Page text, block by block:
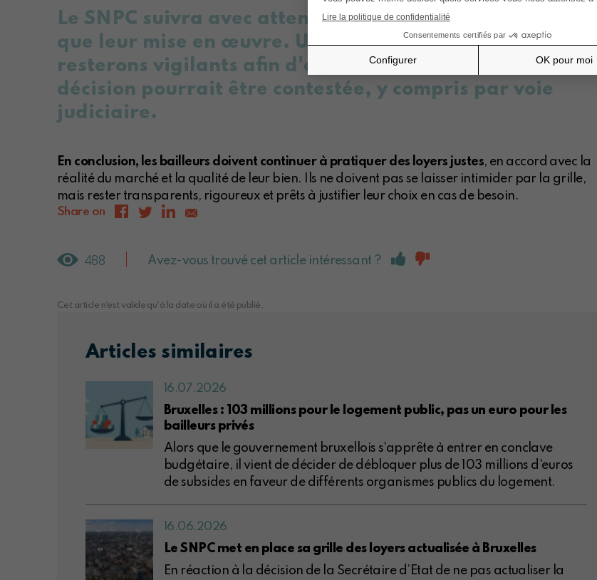
Le SNPC suivra avec attention les décisions à venir ainsi
que leur mise en œuvre. Un recours est à l'étude et nous
resterons vigilants afin d'évaluer les situations où la
décision pourrait être contestée, y compris par voie
judiciaire.
En conclusion, les bailleurs doivent continuer à pratiquer des loyers justes, en accord avec la
réalité du marché et la qualité de leur bien. Ils ne doivent pas se laisser intimider par la grille,
mais rester transparents, rigoureux et prêts à justifier leur choix en cas de besoin.
Share on
488 Avez-vous trouvé cet article intéressant ?
Cet article n'est valide qu'à la date où il a été publié.
Articles similaires
16.07.2026
Bruxelles : 103 millions pour le logement public, pas un euro pour les
bailleurs privés
Alors que le gouvernement bruxellois s'apprête à entrer en conclave
budgétaire, il vient de décider de débloquer plus de 103 millions d'euros
de subsides en faveur de différents organismes publics du logement.
16.06.2026
Le SNPC met en place sa grille des loyers actualisée à Bruxelles
En réaction à la décision de la Secrétaire d’Etat de ne pas actualiser la